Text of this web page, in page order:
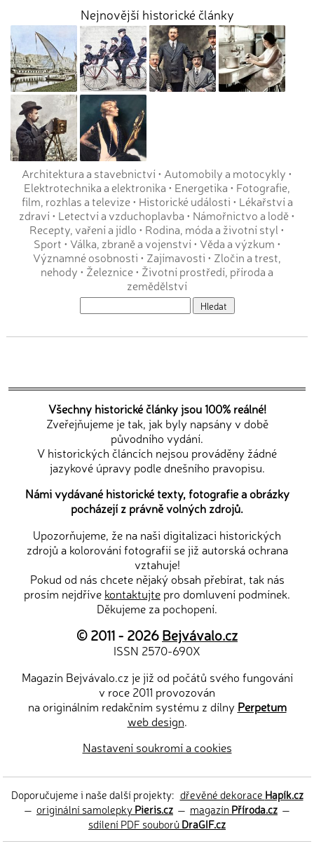
Nejnovější historické články
Architektura a stavebnictví• Automobily a motocykly •
Elektrotechnika a elektronika • Energetika • Fotografie,
film, rozhlas a televize• Historické události • Lékařství a
zdraví• Letectví a vzduchoplavba • Námořnictvo a lodě•
Recepty, vaření a jídlo • Rodina, móda a životní styl •
Sport • Válka, zbraně a vojenství• Věda a výzkum •
Významné osobnosti • Zajímavosti • Zločin a trest,
nehody • Železnice• Životní prostředí, příroda a
zemědělství
Všechny historické články jsou 100% reálné!
Zveřejňujeme je tak, jak byly napsány v době
původního vydání.
V historických článcích nejsou prováděny žádné
jazykové úpravy podle dnešního pravopisu.
Námi vydávané historické texty, fotografie a obrázky
pocházejí z právně volných zdrojů.
Upozorňujeme, že na naši digitalizaci historických
zdrojů a kolorování fotografií se již autorská ochrana
vztahuje!
Pokud od nás chcete nějaký obsah přebírat, tak nás
prosím nejdříve kontaktujte pro domluvení podmínek.
Děkujeme za pochopení.
© 2011 - 2026Bejvávalo.cz
ISSN 2570-690X
Magazín Bejvávalo.cz je již od počátů svého fungování
v roce 2011 provozován
na originálním redakčním systému z dílny Perpetum
web design.
Nastavení soukromí a cookies
Doporučujeme i naše další projekty: dřevěné dekorace Hapík.cz
— originální samolepkyPieris.cz — magazínPříroda.cz —
sdílení PDF souborůDraGIF.cz